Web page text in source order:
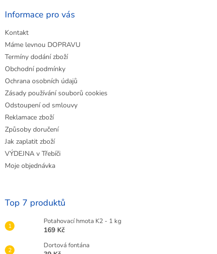
Informace pro vás
Kontakt
Máme levnou DOPRAVU
Termíny dodání zboží
Obchodní podmínky
Ochrana osobních údajů
Zásady používání souborů cookies
Odstoupení od smlouvy
Reklamace zboží
Způsoby doručení
Jak zaplatit zboží
VÝDEJNA v Třebíči
Moje objednávka
Top 7 produktů
Potahovací hmota K2 - 1 kg
169 Kč
Dortová fontána